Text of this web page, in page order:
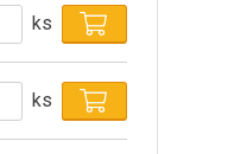
ks
ks